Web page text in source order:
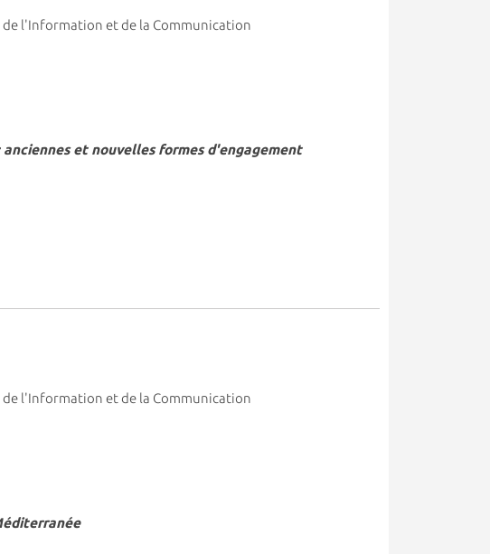
de l'Information et de la Communication
et nouvelles formes d'engagement
de l'Information et de la Communication